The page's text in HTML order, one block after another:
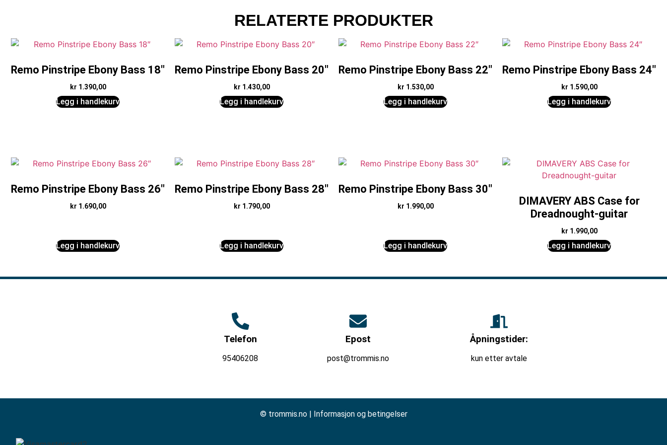
RELATERTE PRODUKTER
Remo Pinstripe Ebony Bass 18″
kr 1.390,00
Legg i handlekurv
Remo Pinstripe Ebony Bass 20″
kr 1.430,00
Legg i handlekurv
Remo Pinstripe Ebony Bass 22″
kr 1.530,00
Legg i handlekurv
Remo Pinstripe Ebony Bass 24″
kr 1.590,00
Legg i handlekurv
Remo Pinstripe Ebony Bass 26″
kr 1.690,00
Legg i handlekurv
Remo Pinstripe Ebony Bass 28″
kr 1.790,00
Legg i handlekurv
Remo Pinstripe Ebony Bass 30″
kr 1.990,00
Legg i handlekurv
DIMAVERY ABS Case for
Dreadnought-guitar
kr 1.990,00
Legg i handlekurv
Telefon
95406208
Epost
post@trommis.no
Åpningstider:
kun etter avtale
© trommis.no | Informasjon og betingelser